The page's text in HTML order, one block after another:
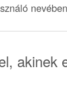
akinek